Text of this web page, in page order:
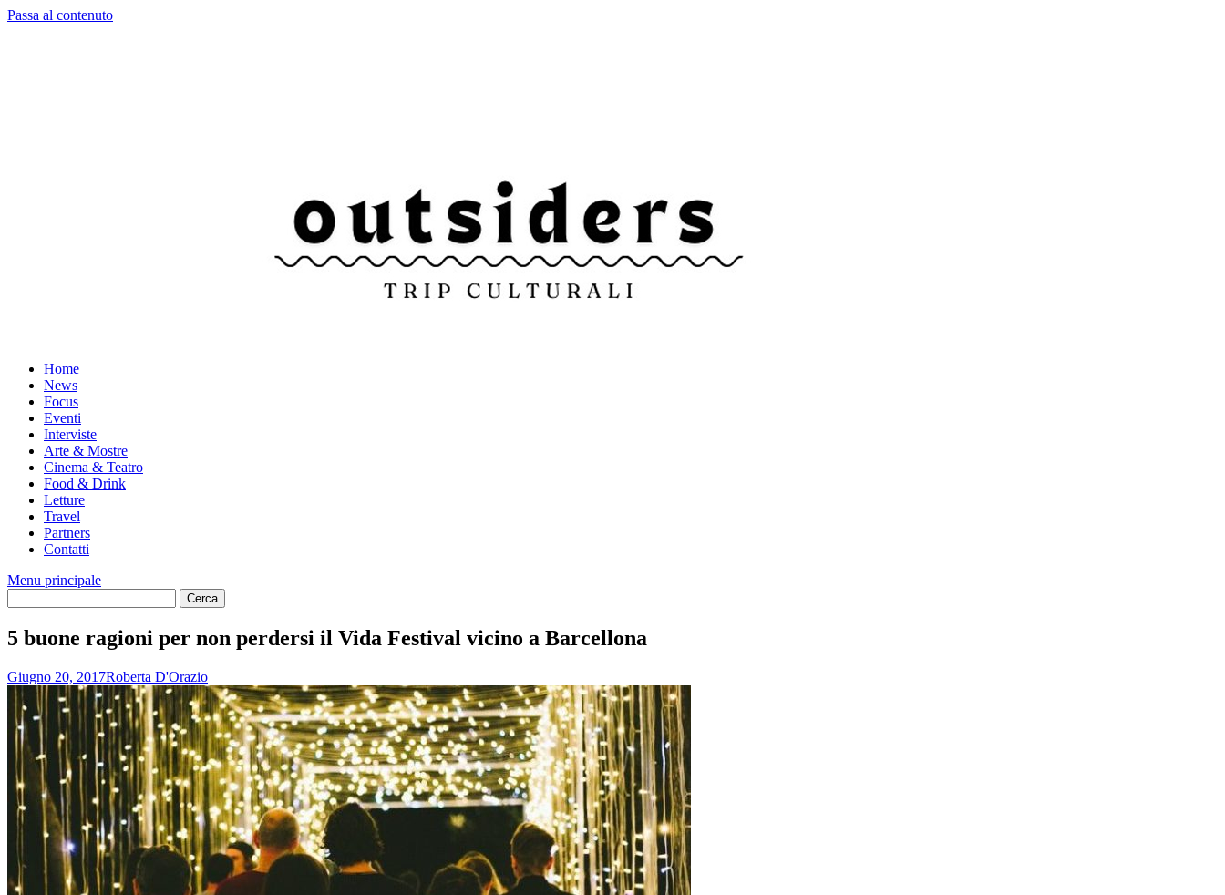
Passa al contenuto
Home
News
Focus
Eventi
Interviste
Arte & Mostre
Cinema & Teatro
Food & Drink
Letture
Travel
Partners
Contatti
Menu principale
5 buone ragioni per non perdersi il Vida Festival vicino a Barcellona
Giugno 20, 2017Roberta D'Orazio